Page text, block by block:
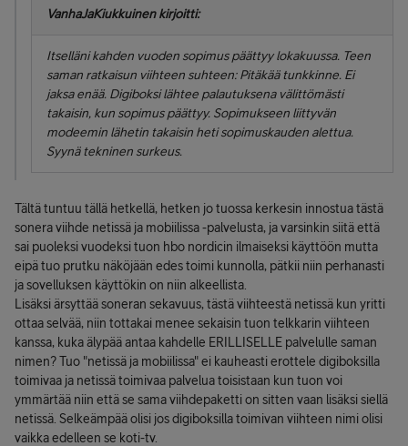
VanhaJaKiukkuinen kirjoitti:
Itselläni kahden vuoden sopimus päättyy lokakuussa. Teen
saman ratkaisun viihteen suhteen: Pitäkää tunkkinne. Ei
jaksa enää. Digiboksi lähtee palautuksena välittömästi
takaisin, kun sopimus päättyy. Sopimukseen liittyvän
modeemin lähetin takaisin heti sopimuskauden alettua.
Syynä tekninen surkeus.
Tältä tuntuu tällä hetkellä, hetken jo tuossa kerkesin innostua tästä
sonera viihde netissä ja mobiilissa -palvelusta, ja varsinkin siitä että
sai puoleksi vuodeksi tuon hbo nordicin ilmaiseksi käyttöön mutta
eipä tuo prutku näköjään edes toimi kunnolla, pätkii niin perhanasti
ja sovelluksen käyttökin on niin alkeellista.
Lisäksi ärsyttää soneran sekavuus, tästä viihteestä netissä kun yritti
ottaa selvää, niin tottakai menee sekaisin tuon telkkarin viihteen
kanssa, kuka älypää antaa kahdelle ERILLISELLE palvelulle saman
nimen? Tuo "netissä ja mobiilissa" ei kauheasti erottele digiboksilla
toimivaa ja netissä toimivaa palvelua toisistaan kun tuon voi
ymmärtää niin että se sama viihdepaketti on sitten vaan lisäksi siellä
netissä. Selkeämpää olisi jos digiboksilla toimivan viihteen nimi olisi
vaikka edelleen se koti-tv.